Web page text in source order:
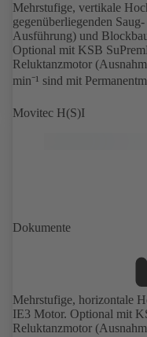
Mehrstufige, vertikale
gegenüberliegenden
Ausführung) und
Optional mit KSB
Reluktanzmotor
min⁻¹ sind mit
gemäß IEC TS 60034-30-
Drehzahlregelsystem
ohne Rotorlagegeber.
Movitec H(S)I
Dokumente
Mehrstufige, horizontale
IE3 Motor. Optional mit
Reluktanzmotor